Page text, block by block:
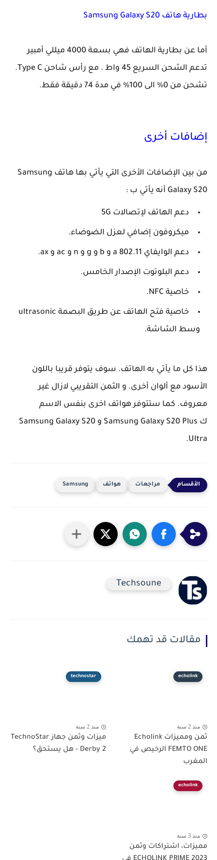
بطارية هاتف Samsung Galaxy S20
أما عن بطارية الهاتف فهي بسعة 4000 ميللي أمبير
تدعم الشحن السريع 45 واط . مع رأس شاحن Type C.
تشحن من 0% الى 100% في مدة 74 دقيقة فقط.
إضافات أخرى
من بين الإضافات الأخرى التي يأتي بها هاتف Samsung
Galaxy S20 أنه يأتي ب :
دعم الهاتف لإتصالات 5G
ميكروفون إضافي لعزل الضوضاء.
دعم الوايفاي 802.11 a و b و g و n و ac و ax.
دعم البلوتوت الإصدار الخامس.
خاصية NFC.
خاصية فتح الهاتف عن طريق البصمة ultrasonic
وسط الشاشة.
هذا كل ما يأتي به الهاتف. سوف يتوفر قريبا باللون
الأسود مع ألوان أخرى. و الثمن التقريبي لازال غير
معروف. كما ستتوفر هواتف اخرى بنفس الاسم
ك Samsung Galaxy S20 Plus و Samsung Galaxy S20
Ultra.
مراجعات هواتف Samsung
Techsoune
مقالات قد تهمك
echolink
منذ 2 سنة
ثمن ومميزات Echolink
FEMTO ONE الرخيص في
المغرب
technostar
منذ 2 سنة
ميزات وثمن جهاز TechnoStar
Derby 2 - هل يستحق؟
echolink
منذ 3 سنة
مميزات، اشتراكات وثمن